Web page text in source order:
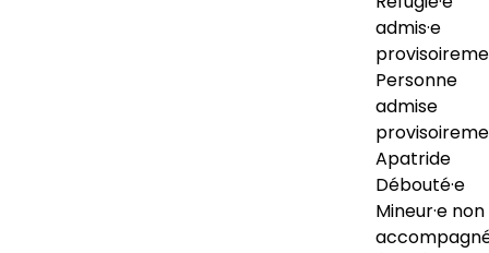
admis·e
Personne
admise
Apatride
Débouté·e
Mineur·e non